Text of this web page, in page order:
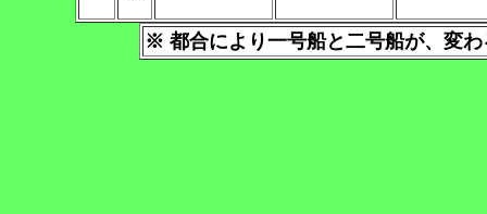
※ 都合により一号船と二号船が、変